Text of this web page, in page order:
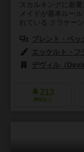
スカルキングに新
メイドが基本ルー
れている クラケー
ブレント・ベッ
エッケルト・
デヴィル（Devir
213
興味あり